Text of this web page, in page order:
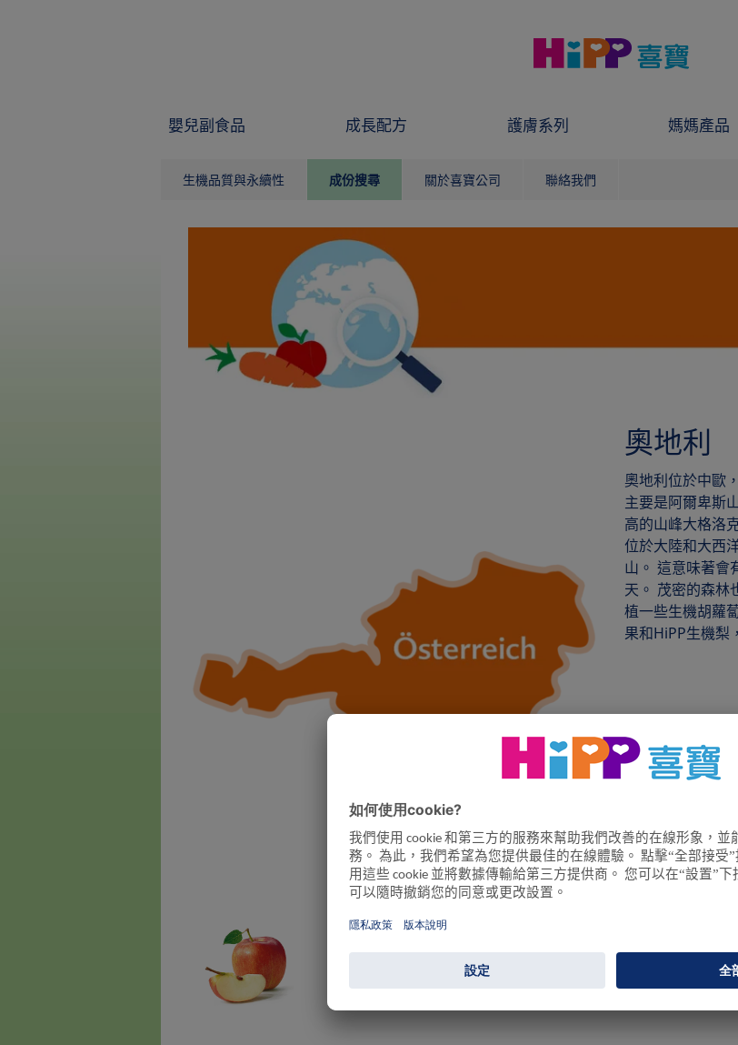
嬰兒副食品 成長配方 護膚系列 媽媽產品
生機品質與永續性 成份搜尋 關於喜寶公司 聯絡我們
奧地利
奧地利位於中歐
主要是阿爾卑斯
高的山峰大格洛
位於大陸和大西
山。 這意味著會
天。 茂密的森林
植一些生機胡蘿
果和HiPP生機梨